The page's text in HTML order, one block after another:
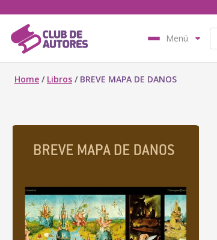
Menú
Home / Libros / BREVE MAPA DE DANOS